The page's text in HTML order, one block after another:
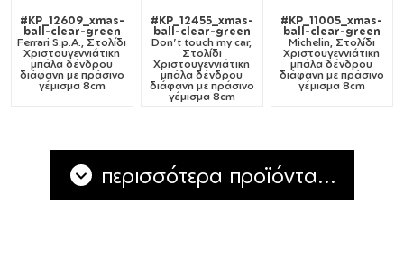
#KP_12609_xmas-
ball-clear-green
Ferrari S.p.A., Στολίδι
Χριστουγεννιάτικη
μπάλα δένδρου
διάφανη με πράσινο
γέμισμα 8cm
#KP_12455_xmas-
ball-clear-green
Don't touch my car,
Στολίδι
Χριστουγεννιάτικη
μπάλα δένδρου
διάφανη με πράσινο
γέμισμα 8cm
#KP_11005_xmas-
ball-clear-green
Michelin, Στολίδι
Χριστουγεννιάτικη
μπάλα δένδρου
διάφανη με πράσινο
γέμισμα 8cm
περισσότερα προϊόντα...